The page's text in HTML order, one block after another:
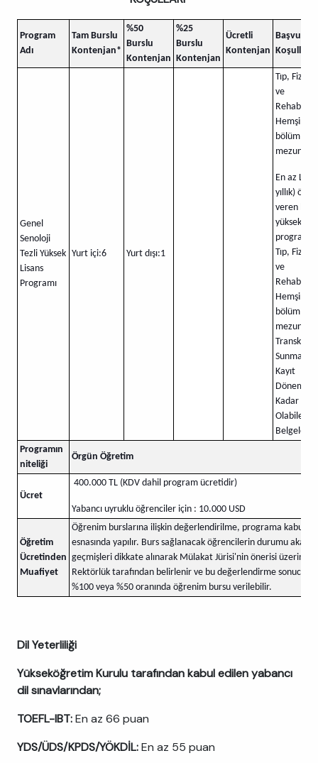
Program
Adı
Tam Burslu
Kontenjan*
%50
Burslu
Kontenjan
%25
Burslu
Kontenjan
Ücretli
Kontenjan
Başvuru
Koşulları ​
Genel
Senoloji
Tezli Yüksek
Lisans
Programı
Yurt içi:6 Yurt dışı:1
Tıp, Fizik
ve
Hemşirelik
mezun
En az
yıllık)
veren bir
Tıp, Fizik
ve
Hemşirelik
mezun
Sunmak
Kayıt
Dönemine
Kadar
Programın
niteliği
​Örgün Öğretim
Ücret
​​ 400.000 TL (KDV dahil program ücretidir)
Yabancı uyruklu öğrenciler için : 10.000 USD
Öğretim
Ücretinden
Muafiyet
Öğrenim burslarına ilişkin değerlendirilme, programa kabul
esnasında yapılır. Burs sağlanacak öğrencilerin durumu
geçmişleri dikkate alınarak Mülakat Jürisi'nin önerisi üzerine
Rektörlük tarafından belirlenir ve bu değerlendirme
%100 veya %50 oranında öğrenim bursu verilebilir.
Dil Yeterliliği
Yükseköğretim Kurulu tarafından kabul edilen yabancı
dil sınavlarından;
TOEFL-IBT:En az 66 puan
YDS/ÜDS/KPDS/YÖKDİL:En az 55 puan